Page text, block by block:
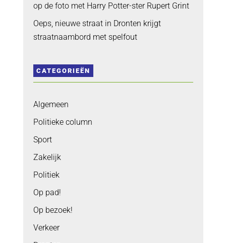
op de foto met Harry Potter-ster Rupert Grint
Oeps, nieuwe straat in Dronten krijgt
straatnaambord met spelfout
CATEGORIEËN
Algemeen
Politieke column
Sport
Zakelijk
Politiek
Op pad!
Op bezoek!
Verkeer